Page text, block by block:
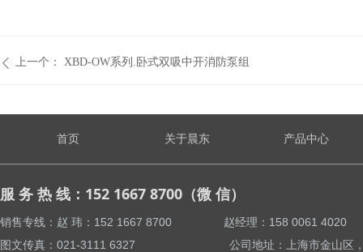
ꄴ 上一个： XBD-OW系列.卧式双吸中开消防泵组
服 务 热 线：152 1667 8700（微 信）
销售专线：赵 玮：152 1667 8700 赵经理：158
图文传真：021-3111 6327 公司地址：上海市金山区，亭
首页 关于晨东 产品中心